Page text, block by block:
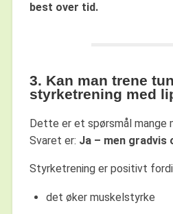
best over tid.
3. Kan man trene
styrketrening med
Dette er et spørsmål mange
Svaret er: Ja – men
Styrketrening er positivt
det øker muskelstyrke